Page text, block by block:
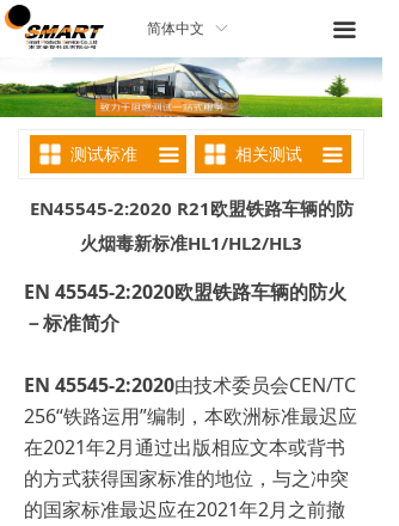
끀
ꀅ
简体中文
测试标准 끀 相关测试 끀
EN45545-2:2020 R21欧盟铁路车辆的防
火烟毒新标准HL1/HL2/HL3
EN 45545-2:2020欧盟铁路车辆的防火
－标准简介
EN 45545-2:2020由技术委员会CEN/TC
256“铁路运用”编制，本欧洲标准最迟应
在2021年2月通过出版相应文本或背书
的方式获得国家标准的地位，与之冲突
的国家标准最迟应在2021年2月之前撤